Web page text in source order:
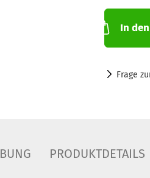
In
Frage
PRODUKTDETAILS